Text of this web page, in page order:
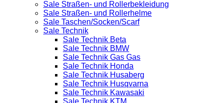
Sale Straßen- und Rollerbekleidung
Sale Straßen- und Rollerhelme
Sale Taschen/Socken/Scarf
Sale Technik
Sale Technik Beta
Sale Technik BMW
Sale Technik Gas Gas
Sale Technik Honda
Sale Technik Husaberg
Sale Technik Husqvarna
Sale Technik Kawasaki
Sale Technik KTM